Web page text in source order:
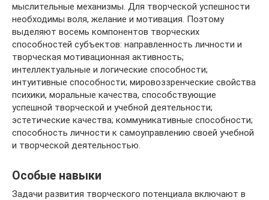
мыслительные механизмы. Для творческой успешности
необходимы воля, желание и мотивация. Поэтому
выделяют восемь компонентов творческих
способностей субъектов: направленность личности и
творческая мотивационная активность;
интеллектуальные и логические способности;
интуитивные способности; мировоззренческие свойства
психики, моральные качества, способствующие
успешной творческой и учебной деятельности;
эстетические качества; коммуникативные способности;
способность личности к самоуправлению своей учебной
и творческой деятельностью.
Особые навыки
Задачи развития творческого потенциала включают в